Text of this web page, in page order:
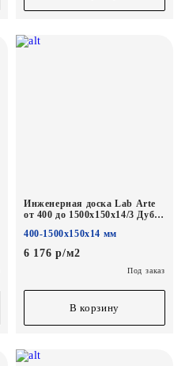
Инженерная доска Lab Arte
от 400 до 1500х150х14/3 Дуб
400-1500х150х14 мм
6 176 р/м2
Под заказ
В корзину